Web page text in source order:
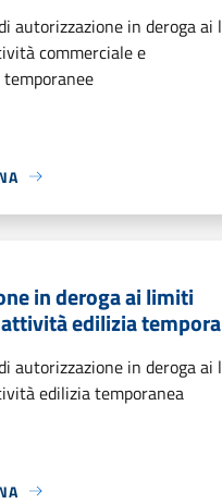
autorizzazione in deroga ai
commerciale e
in deroga ai limiti
edilizia
autorizzazione in deroga ai
edilizia temporanea